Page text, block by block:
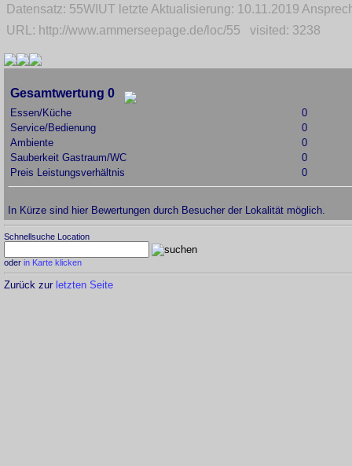
Datensatz: 55WIUT letzte Aktualisierung: 10.11.2019
URL: http://www.ammerseepage.de/loc/55 visited: 3238
Gesamtwertung 0
Essen/Küche
0
Service/Bedienung
0
Ambiente
0
Sauberkeit Gastraum/WC
0
Preis Leistungsverhältnis
0
In Kürze sind hier Bewertungen durch Besucher der Lokalität möglich.
Schnellsuche Location
oder in Karte klicken
Zurück zur letzten Seite